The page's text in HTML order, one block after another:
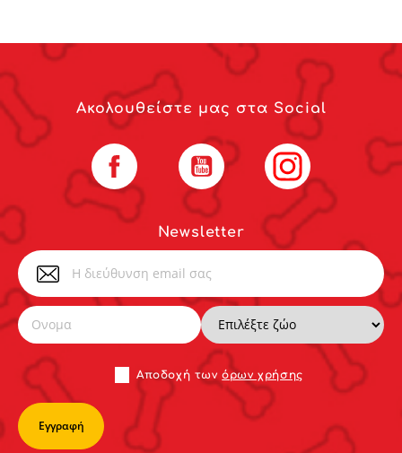
Newsletter
Αποδoχή τωνόρων χρήσης
Ακολουθείστε μας στα Social
Facebook YouTube Instagram